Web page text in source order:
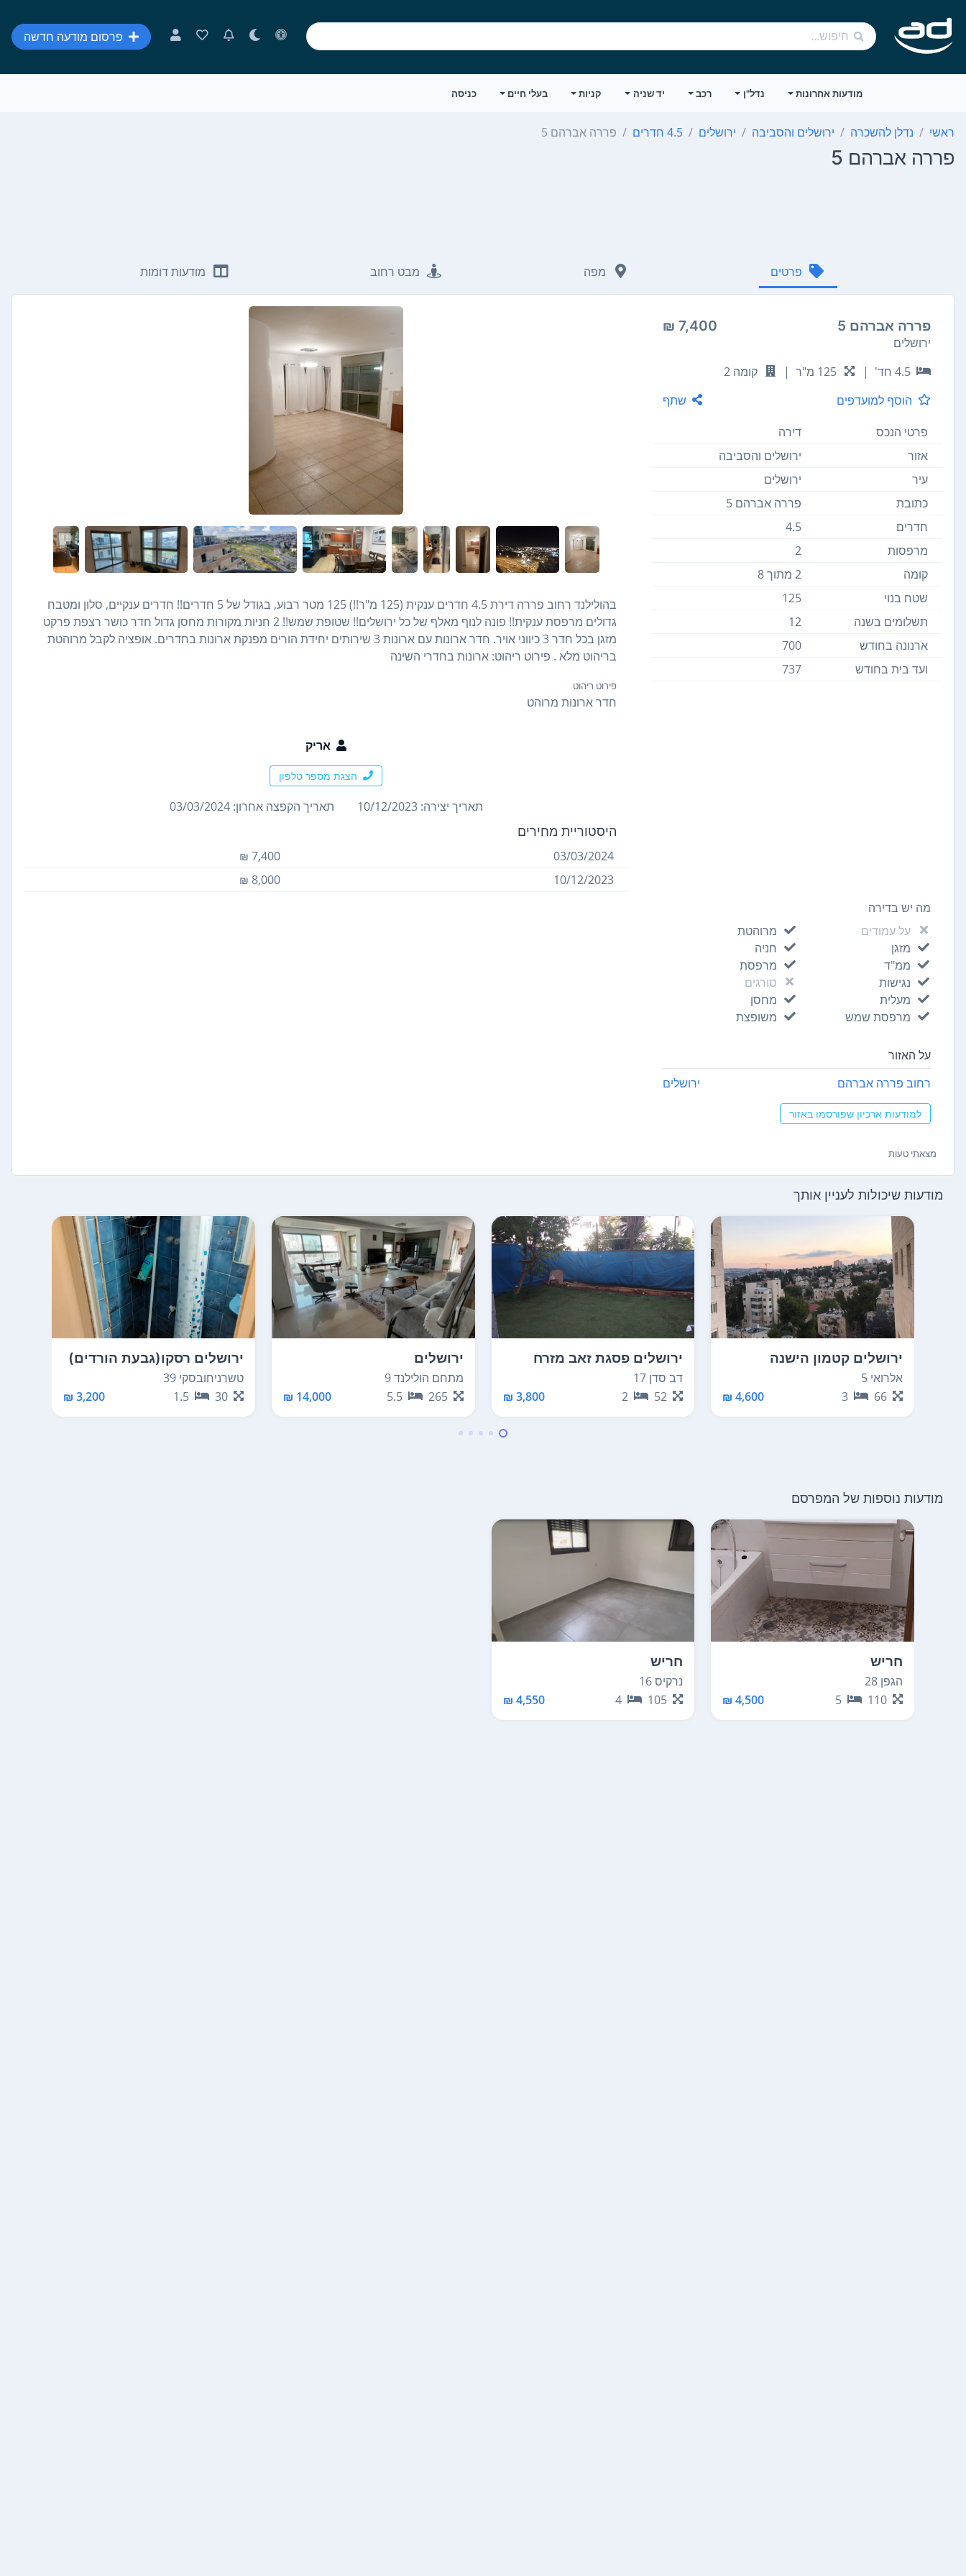
פרסום מודעה חדשה
מודעות אחרונות נדל"ן רכב יד שניה קניות בעלי חיים כניסה
ראשי נדלן להשכרה ירושלים והסביבה ירושלים 4.5 חדרים פררה אברהם 5
פררה אברהם 5
פרטים מפה מבט רחוב מודעות דומות
פררה אברהם 5 7,400 ₪
ירושלים
4.5 חד'
| 125 מ"ר |
קומה 2
הוסף למועדפים
שתף
פרטי הנכס
דירה
אזור
ירושלים והסביבה
עיר
ירושלים
כתובת
פררה אברהם 5
חדרים
4.5
מרפסות
2
קומה
2 מתוך 8
שטח בנוי
125
תשלומים בשנה
12
ארנונה בחודש
700
ועד בית בחודש
737
מה יש בדירה
על עמודים
מרוהטת
מזגן
חניה
ממ"ד
מרפסת
נגישות
סורגים
מעלית
מחסן
מרפסת שמש
משופצת
על האזור
רחוב פררה אברהם ירושלים
למודעות ארכיון שפורסמו באזור
בהולילנד רחוב פררה דירת 4.5 חדרים ענקית (125 מ"ר!!) 125 מטר רבוע, בגודל של 5 חדרים!! חדרים ענקיים, סלון ומטבח
גדולים מרפסת ענקית!! פונה לנוף מאלף של כל ירושלים!! שטופת שמש!! 2 חניות מקורות מחסן גדול חדר כושר רצפת פרקט
מזגן בכל חדר 3 כיווני אויר. חדר ארונות עם ארונות 3 שירותים יחידת הורים מפנקת ארונות בחדרים. אופציה לקבל מרוהטת
בריהוט מלא . פירוט ריהוט: ארונות בחדרי השינה
פירוט ריהוט
חדר ארונות מרוהט
אריק
הצגת מספר טלפון
תאריך יצירה: 10/12/2023 תאריך הקפצה אחרון: 03/03/2024
היסטוריית מחירים
03/03/2024
7,400 ₪
10/12/2023
8,000 ₪
מצאתי טעות
מודעות שיכולות לעניין אותך
ירושלים קטמון הישנה
אלרואי 5
66
3
4,600 ₪
ירושלים פסגת זאב מזרח
דב סדן 17
52
2
3,800 ₪
ירושלים
מתחם הולילנד 9
265
5.5
14,000 ₪
ירושלים רסקו(גבעת הורדים)
טשרניחובסקי 39
30
1.5
3,200 ₪
מודעות נוספות של המפרסם
חריש
הגפן 28
110
5
4,500 ₪
חריש
נרקיס 16
105
4
4,550 ₪